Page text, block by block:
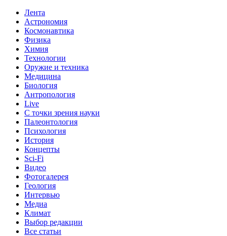
Лента
Астрономия
Космонавтика
Физика
Химия
Технологии
Оружие и техника
Медицина
Биология
Антропология
Live
С точки зрения науки
Палеонтология
Психология
История
Концепты
Sci-Fi
Видео
Фотогалерея
Геология
Интервью
Медиа
Климат
Выбор редакции
Все статьи